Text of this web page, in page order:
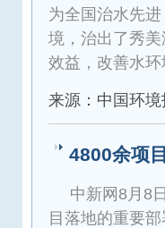
为全国治水先
境，治出了秀
效益，改善水
来源：中国环境
4800余项
中新网8月8
目落地的重要